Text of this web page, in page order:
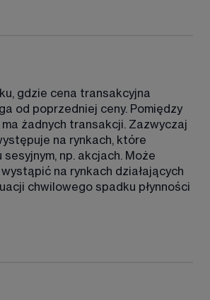
gdzie cena transakcyjna
od poprzedniej ceny. Pomiędzy
ma żadnych transakcji. Zazwyczaj
na rynkach, które
sesyjnym, np. akcjach. Może
na rynkach działających
chwilowego spadku płynności